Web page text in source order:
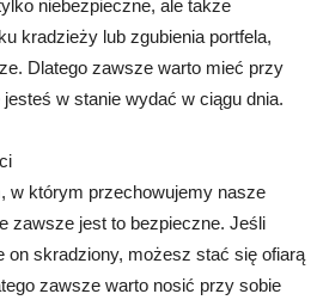
niebezpieczne, ale także
kradzieży lub zgubienia portfela,
Dlatego zawsze warto mieć przy
w stanie wydać w ciągu dnia.
w którym przechowujemy nasze
zawsze jest to bezpieczne. Jeśli
on skradziony, możesz stać się ofiarą
zawsze warto nosić przy sobie